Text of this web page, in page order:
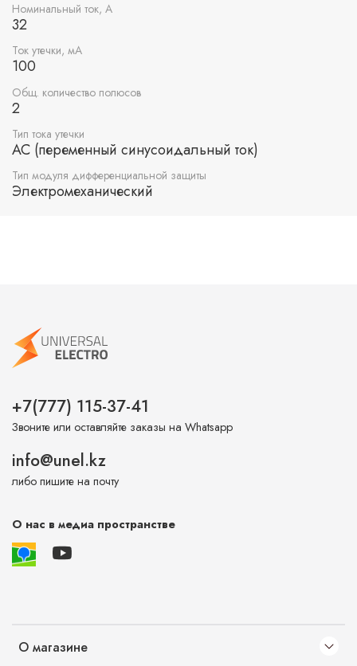
Номинальный ток, А
32
Ток утечки, мА
100
Общ. количество полюсов
2
Тип тока утечки
AC (переменный синусоидальный ток)
Тип модуля дифференциальной защиты
Электромеханический
О магазине
+7(777) 115-37-41
Звоните или оставляйте заказы на Whatsapp
info@unel.kz
либо пишите на почту
О нас в медиа пространстве